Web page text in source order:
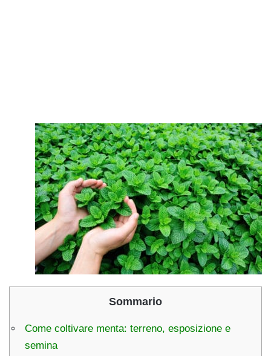
Sommario
Come coltivare menta: terreno, esposizione e
semina